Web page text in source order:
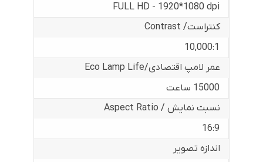
FULL HD - 1920*1080 dpi
کنتراست/ Contrast
10,000:1
عمر لامپ اقتصادی/Eco Lamp Life
15000 ساعت
نسبت نمایش / Aspect Ratio
16:9
اندازه تصویر